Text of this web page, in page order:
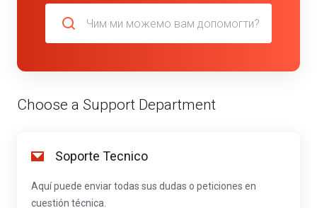
Choose a Support Department
Soporte Tecnico
Aquí puede enviar todas sus dudas o peticiones en
cuestión técnica.